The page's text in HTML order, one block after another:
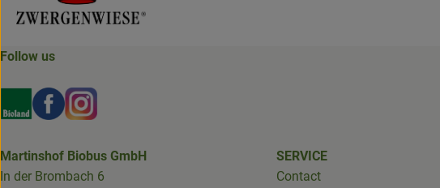
Follow us
Externer Link zu https://www.bioland.de/verbraucher
Externer Link zu https://www.facebook.com/martinshof/
Externer Link zu https://www.instagram.com/biobus_bringts/
Martinshof Biobus GmbH
In der Brombach 6
SERVICE
Contact